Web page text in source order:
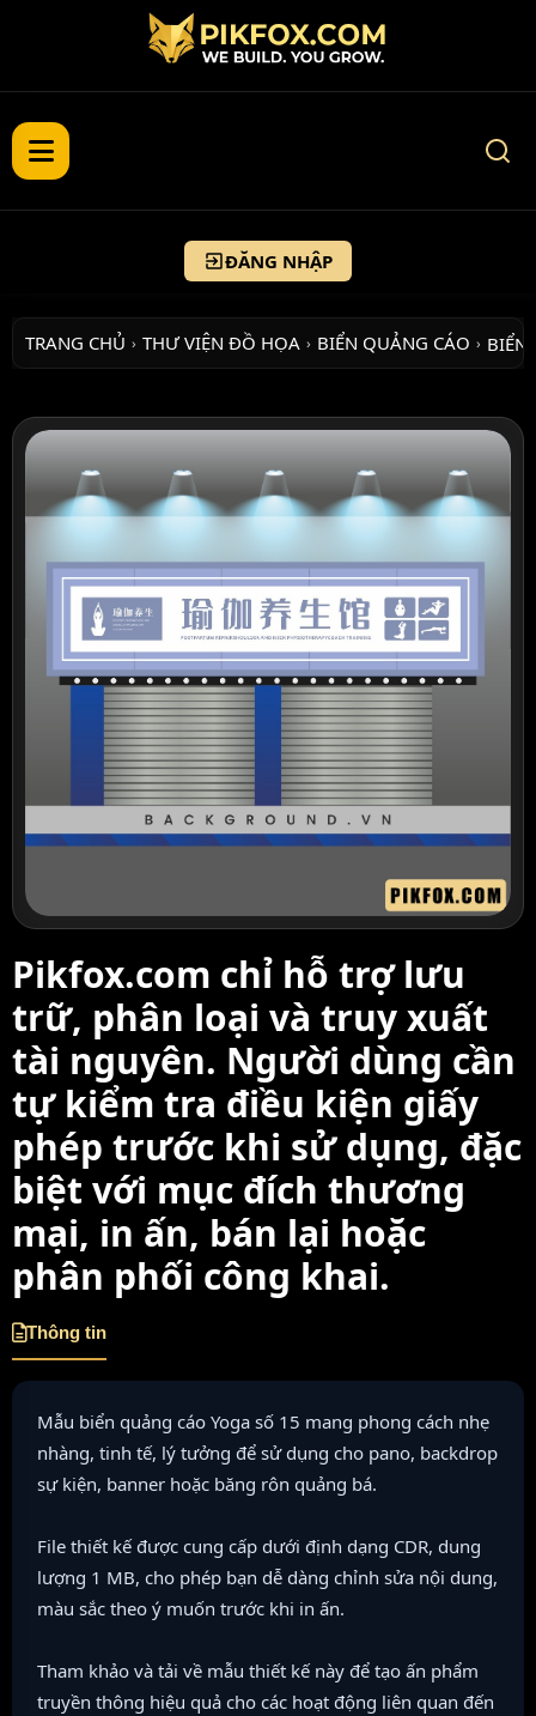
ĐĂNG NHẬP
TRANG CHỦ › THƯ VIỆN ĐỒ HỌA › BIỂN QUẢNG CÁO › BIỂN
Pikfox.com chỉ hỗ trợ lưu
trữ, phân loại và truy xuất
tài nguyên. Người dùng cần
tự kiểm tra điều kiện giấy
phép trước khi sử dụng, đặc
biệt với mục đích thương
mại, in ấn, bán lại hoặc
phân phối công khai.
Thông tin
Mẫu biển quảng cáo Yoga số 15 mang phong cách nhẹ
nhàng, tinh tế, lý tưởng để sử dụng cho pano, backdrop
sự kiện, banner hoặc băng rôn quảng bá.
File thiết kế được cung cấp dưới định dạng CDR, dung
lượng 1 MB, cho phép bạn dễ dàng chỉnh sửa nội dung,
màu sắc theo ý muốn trước khi in ấn.
Tham khảo và tải về mẫu thiết kế này để tạo ấn phẩm
truyền thông hiệu quả cho các hoạt động liên quan đến